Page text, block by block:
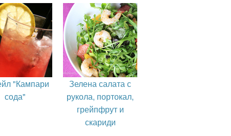
"Кампари
сода"
Зелена салата с
рукола, портокал,
грейпфрут и
скариди